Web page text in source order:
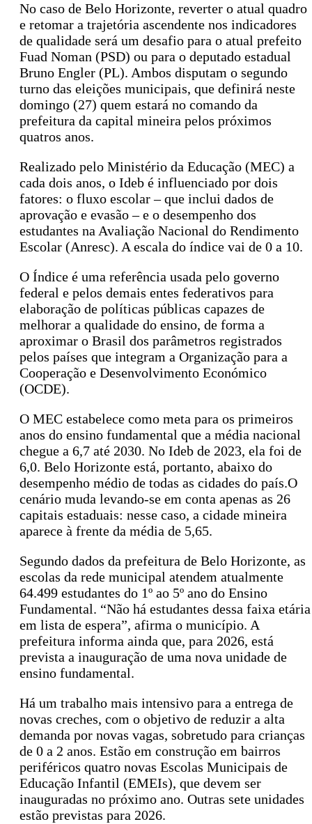
No caso de Belo Horizonte, reverter o atual quadro
e retomar a trajetória ascendente nos indicadores
de qualidade será um desafio para o atual prefeito
Fuad Noman (PSD) ou para o deputado estadual
Bruno Engler (PL). Ambos disputam o segundo
turno das eleições municipais, que definirá neste
domingo (27) quem estará no comando da
prefeitura da capital mineira pelos próximos
quatros anos.
Realizado pelo Ministério da Educação (MEC) a
cada dois anos, o Ideb é influenciado por dois
fatores: o fluxo escolar – que inclui dados de
aprovação e evasão – e o desempenho dos
estudantes na Avaliação Nacional do Rendimento
Escolar (Anresc). A escala do índice vai de 0 a 10.
O Índice é uma referência usada pelo governo
federal e pelos demais entes federativos para
elaboração de políticas públicas capazes de
melhorar a qualidade do ensino, de forma a
aproximar o Brasil dos parâmetros registrados
pelos países que integram a Organização para a
Cooperação e Desenvolvimento Económico
(OCDE).
O MEC estabelece como meta para os primeiros
anos do ensino fundamental que a média nacional
chegue a 6,7 até 2030. No Ideb de 2023, ela foi de
6,0. Belo Horizonte está, portanto, abaixo do
desempenho médio de todas as cidades do país.O
cenário muda levando-se em conta apenas as 26
capitais estaduais: nesse caso, a cidade mineira
aparece à frente da média de 5,65.
Segundo dados da prefeitura de Belo Horizonte, as
escolas da rede municipal atendem atualmente
64.499 estudantes do 1º ao 5º ano do Ensino
Fundamental. “Não há estudantes dessa faixa etária
em lista de espera”, afirma o município. A
prefeitura informa ainda que, para 2026, está
prevista a inauguração de uma nova unidade de
ensino fundamental.
Há um trabalho mais intensivo para a entrega de
novas creches, com o objetivo de reduzir a alta
demanda por novas vagas, sobretudo para crianças
de 0 a 2 anos. Estão em construção em bairros
periféricos quatro novas Escolas Municipais de
Educação Infantil (EMEIs), que devem ser
inauguradas no próximo ano. Outras sete unidades
estão previstas para 2026.